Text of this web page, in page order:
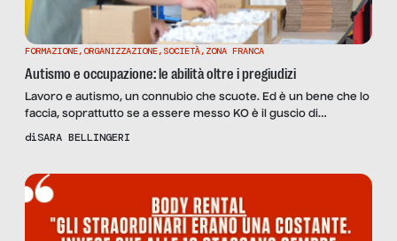
FORMAZIONE,ORGANIZZAZIONE, SOCIETÀ, ZONA FRANCA
Autismo e occupazione: le abilità oltre i pregiudizi
Lavoro e autismo, un connubio che scuote. Ed è un bene che lo
faccia, soprattutto se a essere messo KO è il guscio di
pregiudizi che troppo spesso lo caratterizza. C’è chi ancora
tutt’altro. A dimostrarlo ci sono realtà […]
diSARA BELLINGERI